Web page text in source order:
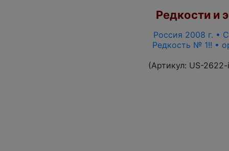
Редкости и
Россия 2008 г. •
Редкость № 1!! •
(Артикул: US-